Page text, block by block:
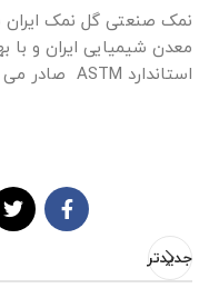
نمک صنعتی گل نمک ایران
معدن شیمیایی ایران و با
استاندارد ASTM صادر می شود.
جدیدتر